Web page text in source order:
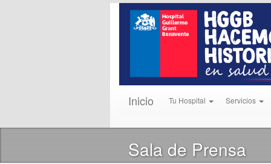
Inicio Tu Hospital Servicios
Sala de Prensa